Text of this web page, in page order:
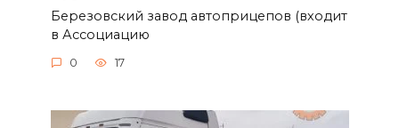
Березовский завод автоприцепов (входит
в Ассоциацию
0 17